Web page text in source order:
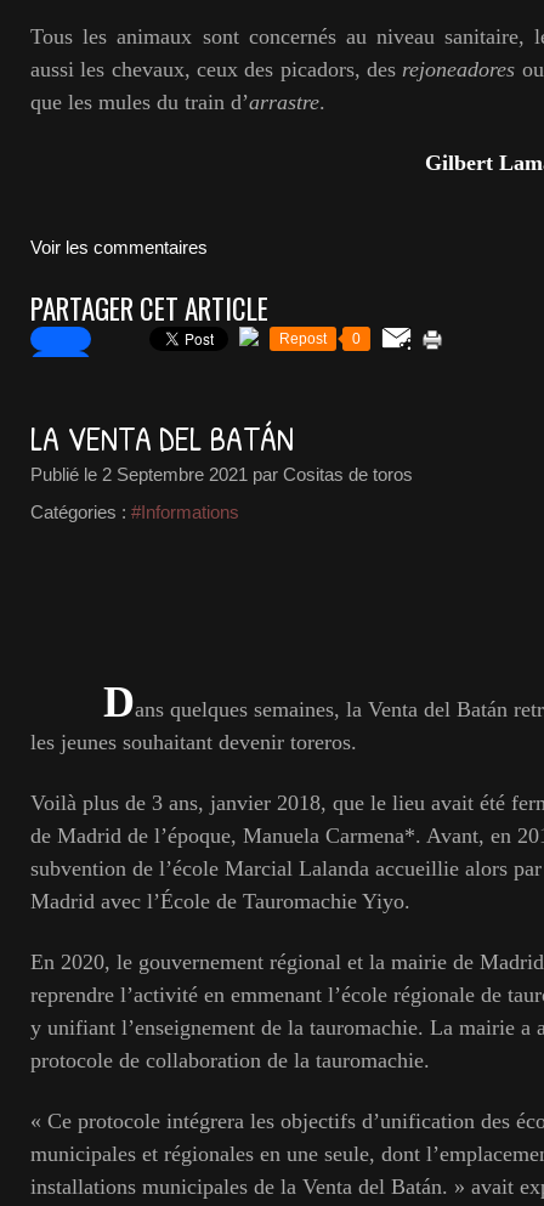
Tous les animaux sont concernés au niveau sanitaire,
aussi les chevaux, ceux des picadors, des rejoneadores
que les mules du train d’arrastre.
Gilbert
Voir les commentaires
PARTAGER CET ARTICLE
Repost 0
LA VENTA DEL BATÁN
Publié le 2 Septembre 2021 par Cositas de toros
Catégories : #Informations
Dans quelques semaines, la Venta del Batán
les jeunes souhaitant devenir toreros.
Voilà plus de 3 ans, janvier 2018, que le lieu avait été
de Madrid de l’époque, Manuela Carmena*. Avant, en
subvention de l’école Marcial Lalanda accueillie alors
Madrid avec l’École de Tauromachie Yiyo.
En 2020, le gouvernement régional et la mairie de
reprendre l’activité en emmenant l’école régionale de
y unifiant l’enseignement de la tauromachie. La mairie a
protocole de collaboration de la tauromachie.
« Ce protocole intégrera les objectifs d’unification des
municipales et régionales en une seule, dont
installations municipales de la Venta del Batán. » avait